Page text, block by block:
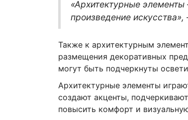
«Архитектурные
произведение
Также к архитектурным
размещения декоративных
могут быть подчеркнуты
Архитектурные элементы
создают акценты,
повысить комфорт и